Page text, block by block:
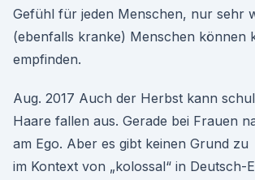
Gefühl für jeden Menschen, nur sehr
(ebenfalls kranke) Menschen können
empfinden.
Aug. 2017 Auch der Herbst kann
Haare fallen aus. Gerade bei Frauen
am Ego. Aber es gibt keinen Grund
im Kontext von „kolossal“ in Deutsch-